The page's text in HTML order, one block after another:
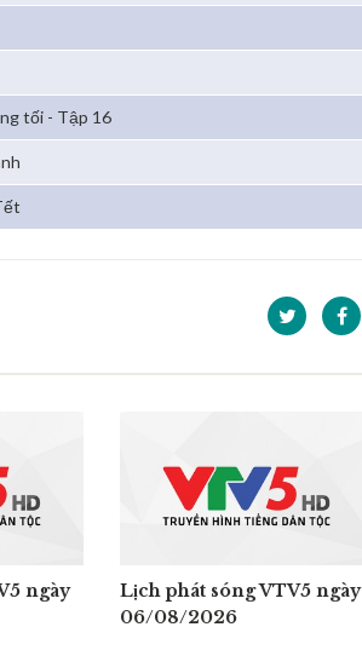
tối - Tập 16
ngày
Lịch phát sóng VTV5 ngày
06/08/2026